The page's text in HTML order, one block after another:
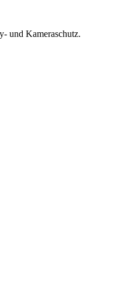
und Kameraschutz.